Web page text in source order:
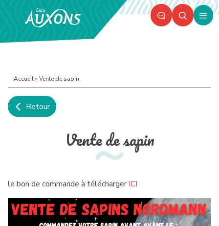
Accueil» Vente de sapin
Retour
Vente de sapin
le bon de commande à télécharger ICI
Panneau de gestion des cookies